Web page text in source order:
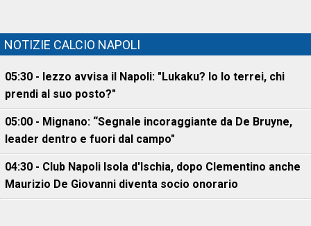
NOTIZIE CALCIO NAPOLI
05:30 - Iezzo avvisa il Napoli: "Lukaku? Io lo terrei, chi
prendi al suo posto?"
05:00 - Mignano: “Segnale incoraggiante da De Bruyne,
leader dentro e fuori dal campo"
04:30 - Club Napoli Isola d'Ischia, dopo Clementino anche
Maurizio De Giovanni diventa socio onorario